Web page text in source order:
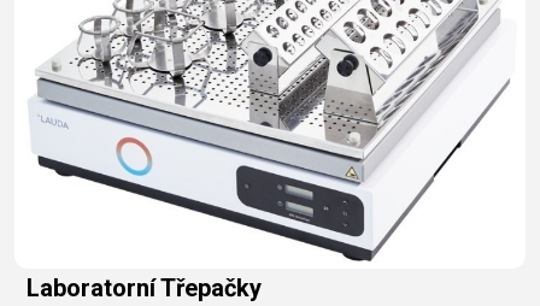
Laboratorní Třepačky